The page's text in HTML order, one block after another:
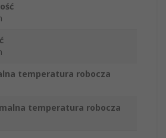
temperatura robocza
temperatura robocza